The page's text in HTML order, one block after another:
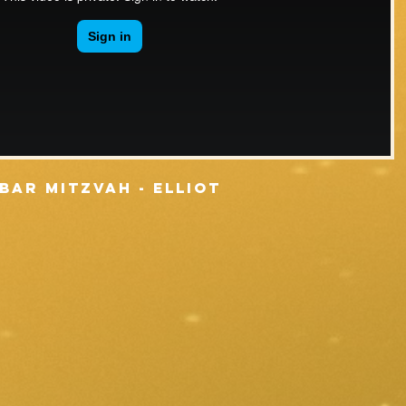
MITZVAH - ELLIOT